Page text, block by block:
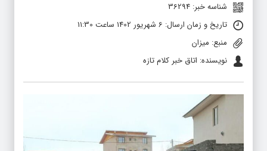
شناسه خبر: 36294
تاریخ و زمان ارسال: 6 شهریور 1402 ساعت 11:30
منبع: میزان
نویسنده: اتاق خبر کلام تازه